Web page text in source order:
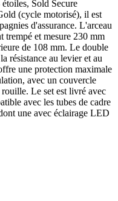
Sold Secure
(cycle motorisé), il est
d'assurance. L'arceau
trempé et mesure 230 mm
de 108 mm. Le double
résistance au levier et au
une protection maximale
avec un couvercle
Le set est livré avec
avec les tubes de cadre
une avec éclairage LED